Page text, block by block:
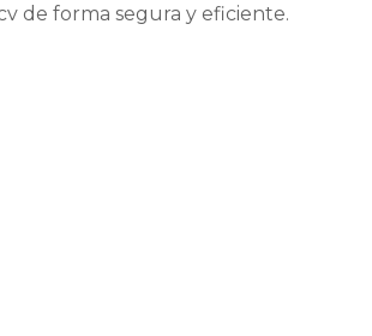
de forma segura y eficiente.